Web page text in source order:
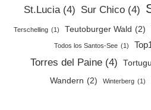
St.Lucia (4) Sur Chico (4)
Terschelling (1) Teutoburger Wald (2)
Todos los Santos-See (1)
Torres del Paine (4)
Wandern (2) Winterberg (1)